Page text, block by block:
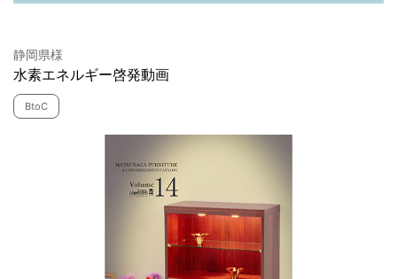
静岡県様
水素エネルギー啓発動画
BtoC